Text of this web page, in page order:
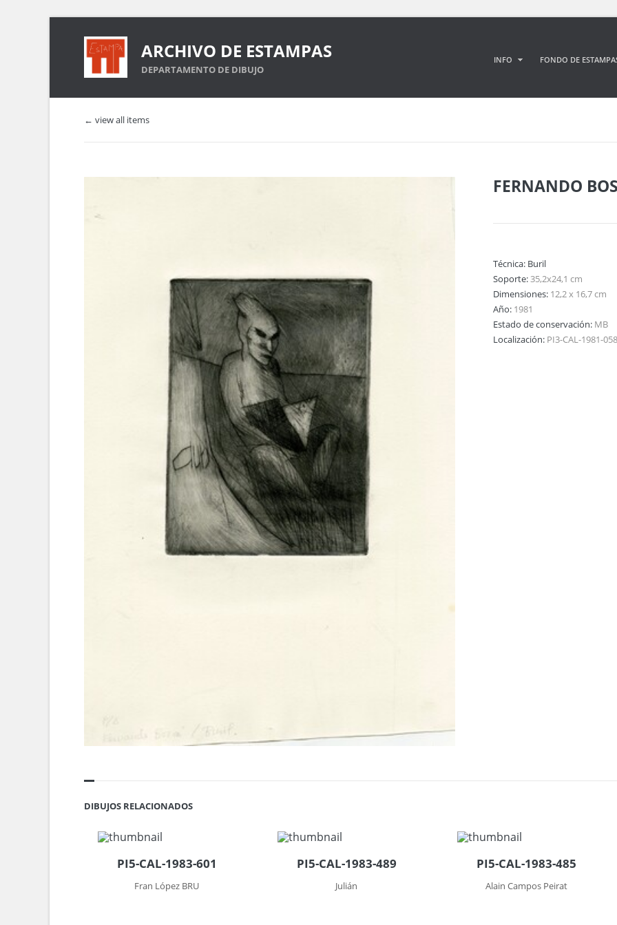
ARCHIVO DE ESTAMPAS
DEPARTAMENTO DE DIBUJO
INFO FONDO DE
← view all items
FERNANDO
Técnica: Buril
Soporte:35,2x24,1 cm
Dimensiones: 12,2 x 16,7 cm
Año: 1981
Estado de conservación: MB
Localización: PI3-CAL-1981-058
DIBUJOS RELACIONADOS
PI5-CAL-1983-601
Fran López BRU
PI5-CAL-1983-489
Julián
PI5-CAL-1983-485
Alain Campos Peirat